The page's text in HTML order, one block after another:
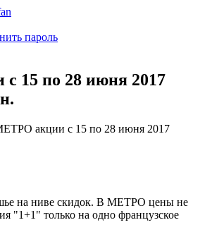
пароль
15 по 28 июня 2017
акции с 15 по 28 июня 2017
на ниве скидок. В МЕТРО цены не
"1+1" только на одно французское